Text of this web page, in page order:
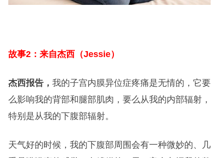
故事2：来自杰西（Jessie）
杰西报告， 我的子宫内膜异位症疼痛是无情的，它要
么影响我的背部和腿部肌肉，要么从我的内部辐射，
特别是从我的下腹部辐射。
天气好的时候，我的下腹部周围会有一种微妙的、几